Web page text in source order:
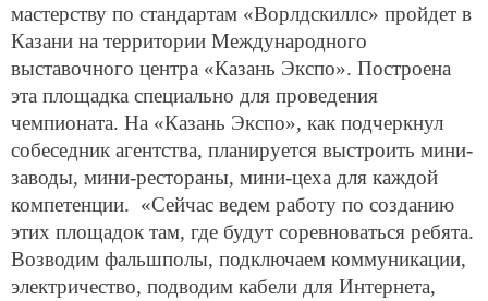
мастерству по стандартам «Ворлдскиллс» пройдет в
Казани на территории Международного
выставочного центра «Казань Экспо». Построена
эта площадка специально для проведения
чемпионата. На «Казань Экспо», как подчеркнул
собеседник агентства, планируется выстроить мини-
заводы, мини-рестораны, мини-цеха для каждой
компетенции. «Сейчас ведем работу по созданию
этих площадок там, где будут соревноваться ребята.
Возводим фальшполы, подключаем коммуникации,
электричество, подводим кабели для Интернета,